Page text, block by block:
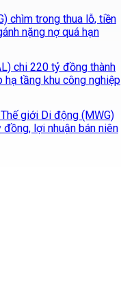
chìm trong thua lỗ, tiền
nặng nợ quá hạn
chi 220 tỷ đồng thành
hạ tầng khu công nghiệp
giới Di động (MWG)
lợi nhuận bán niên